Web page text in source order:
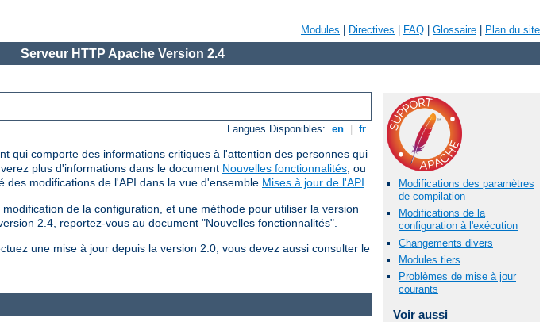
Modules Directives FAQ Glossaire Plan du site
Serveur HTTP Apache Version 2.4
Langues Disponibles: en fr
qui comporte des informations critiques à l'attention des personnes qui
plus d'informations dans le document Nouvelles fonctionnalités, ou
modifications de l'API dans la vue d'ensemble Mises à jour de l'API.
de la configuration, et une méthode pour utiliser la version
2.4, reportez-vous au document "Nouvelles fonctionnalités".
une mise à jour depuis la version 2.0, vous devez aussi consulter le
Modifications des paramètres
de compilation
Modifications de la
configuration à l'exécution
Changements divers
Modules tiers
Problèmes de mise à jour
courants
Voir aussi